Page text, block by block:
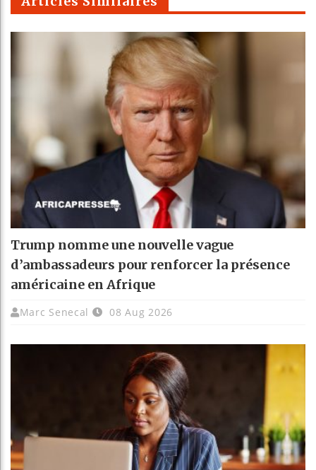
Trump nomme une nouvelle vague
d’ambassadeurs pour renforcer la présence
américaine en Afrique
Marc Senecal 08 Aug 2026